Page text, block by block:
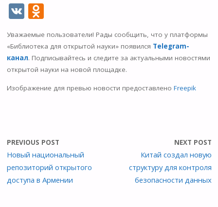
V O
n
o
kl
as
ki
Уважаемые пользователи! Рады сообщить, что у платформы
«Библиотека для открытой науки» появился Telegram-
канал. Подписывайтесь и следите за актуальными новостями
открытой науки на новой площадке.
Изображение для превью новости предоставлено Freepik
PREVIOUS POST
Новый национальный
репозиторий открытого
доступа в Армении
NEXT POST
Китай создал новую
структуру для контроля
безопасности данных